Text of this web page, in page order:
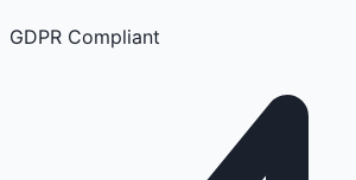
GDPR Compliant